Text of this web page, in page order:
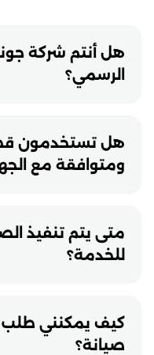
هل أنتم شركة
الرسمي؟
هل تستخدمون
ومتوافقة مع
متى يتم تنفيذ
للخدمة؟
كيف يمكنني طلب
صيانة؟